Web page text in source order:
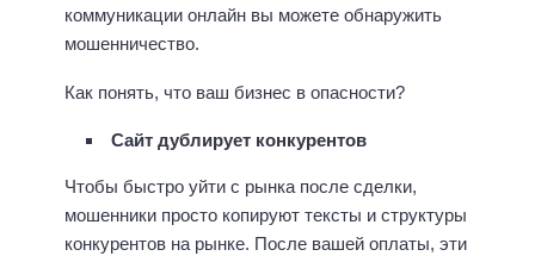
коммуникации онлайн вы можете обнаружить
мошенничество.
Как понять, что ваш бизнес в опасности?
Сайт дублирует конкурентов
Чтобы быстро уйти с рынка после сделки,
мошенники просто копируют тексты и структуры
конкурентов на рынке. После вашей оплаты, эти